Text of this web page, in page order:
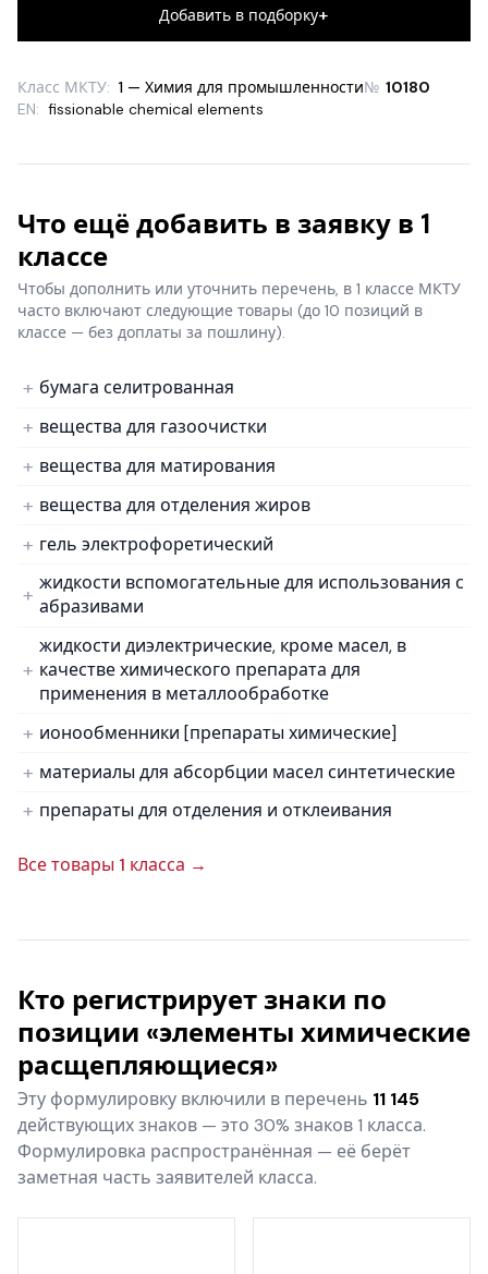
Добавить в подборку+
Класс МКТУ: 1 — Химия для промышленности№ 10180
EN: fissionable chemical elements
Что ещё добавить в заявку в 1
классе
Чтобы дополнить или уточнить перечень, в 1 классе МКТУ
часто включают следующие товары (до 10 позиций в
классе — без доплаты за пошлину).
бумага селитрованная
вещества для газоочистки
вещества для матирования
вещества для отделения жиров
гель электрофоретический
жидкости вспомогательные для использования с
абразивами
жидкости диэлектрические, кроме масел, в
качестве химического препарата для
применения в металлообработке
ионообменники [препараты химические]
материалы для абсорбции масел синтетические
препараты для отделения и отклеивания
Все товары 1 класса →
Кто регистрирует знаки по
позиции «элементы химические
расщепляющиеся»
Эту формулировку включили в перечень 11 145
действующих знаков — это 30% знаков 1 класса.
Формулировка распространённая — её берёт
заметная часть заявителей класса.